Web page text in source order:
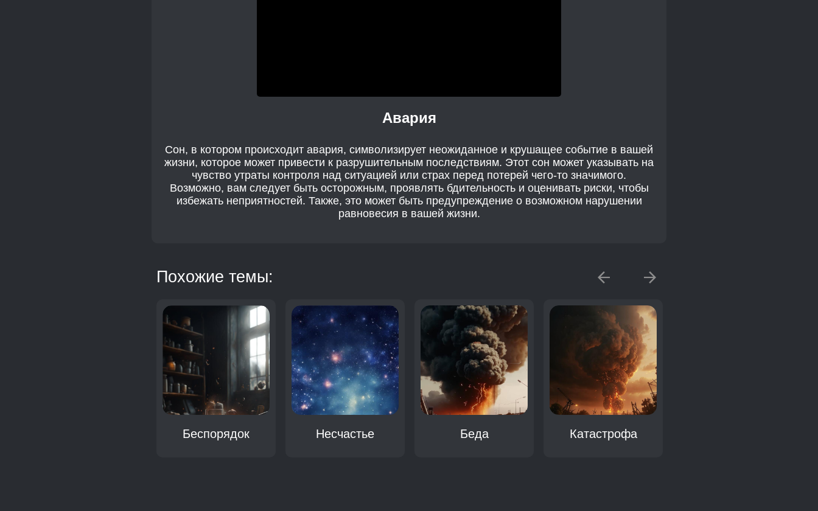
Авария
Сон, в котором происходит авария, символизирует неожиданное и крушащее событие в вашей
жизни, которое может привести к разрушительным последствиям. Этот сон может указывать на
чувство утраты контроля над ситуацией или страх перед потерей чего-то значимого.
Возможно, вам следует быть осторожным, проявлять бдительность и оценивать риски, чтобы
избежать неприятностей. Также, это может быть предупреждение о возможном нарушении
равновесия в вашей жизни.
Похожие темы:
Беспорядок Несчастье Беда Катастрофа